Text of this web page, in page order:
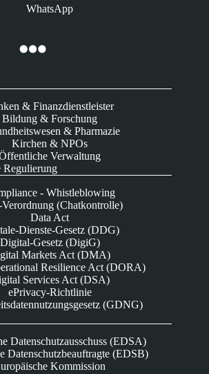
WhatsApp
& Finanzdienstleister
Bildung & Forschung
& Pharmazie
Kirchen & NPOs
Verwaltung
- Whistleblowing
(Chatkontrolle)
Data Act
Dienste-Gesetz (DDG)
Digital-Gesetz (DigiG)
Markets Act (DMA)
Resilience Act (DORA)
Services Act (DSA)
ePrivacy-Richtlinie
(GDNG)
Datenschutzausschuss (EDSA)
Datenschutzbeauftragte (EDSB)
Kommission